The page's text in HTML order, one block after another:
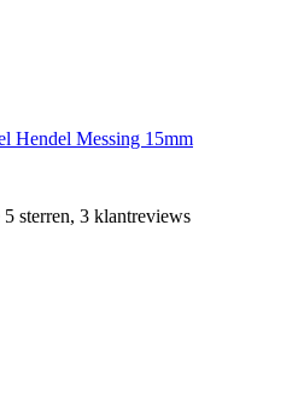
Hendel Messing 15mm
sterren, 3 klantreviews